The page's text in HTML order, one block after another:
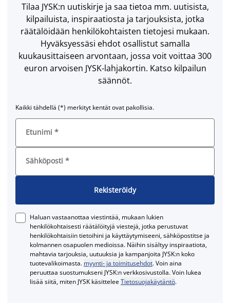
Tilaa JYSK:n uutiskirje ja saa tietoa mm. uutisista,
kilpailuista, inspiraatiosta ja tarjouksista, jotka
räätälöidään henkilökohtaisten tietojesi mukaan.
Hyväksyessäsi ehdot osallistut samalla
kuukausittaiseen arvontaan, jossa voit voittaa 300
euron arvoisen JYSK-lahjakortin. Katso kilpailun
säännöt.
Kaikki tähdellä (*) merkityt kentät ovat pakollisia.
Etunimi *
Sähköposti *
Rekisteröidy
Haluan vastaanottaa viestintää, mukaan lukien
henkilökohtaisesti räätälöityjä viestejä, jotka perustuvat
henkilökohtaisiin tietoihini ja käyttäytymiseeni, sähköpostitse ja
kolmannen osapuolen medioissa. Näihin sisältyy inspiraatiota,
mahtavia tarjouksia, uutuuksia ja kampanjoita JYSK:n koko
tuotevalikoimasta. myynti- ja toimitusehdot. Voin aina
peruuttaa suostumukseni JYSK:n verkkosivustolla. Voin lukea
lisää siitä, miten JYSK käsitteleeTietosuojakäytäntö.